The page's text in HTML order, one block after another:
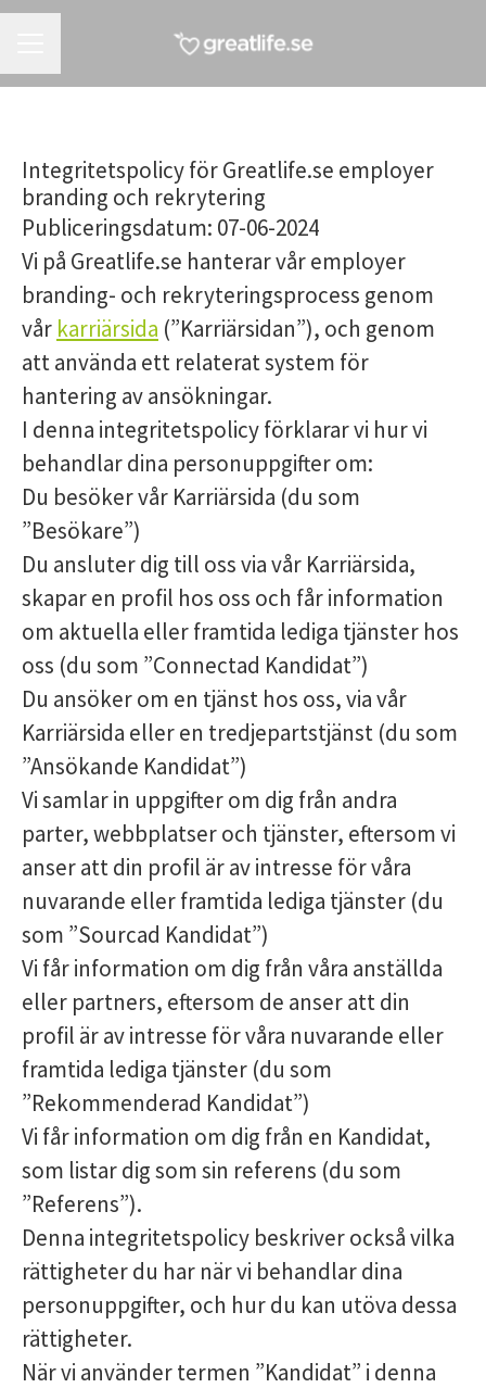
Integritetspolicy för Greatlife.se employer
branding och rekrytering
Publiceringsdatum: 07-06-2024
Vi på Greatlife.se hanterar vår employer
branding- och rekryteringsprocess genom
vår karriärsida (”Karriärsidan”), och genom
att använda ett relaterat system för
hantering av ansökningar.
I denna integritetspolicy förklarar vi hur vi
behandlar dina personuppgifter om:
Du besöker vår Karriärsida (du som
”Besökare”)
Du ansluter dig till oss via vår Karriärsida,
skapar en profil hos oss och får information
om aktuella eller framtida lediga tjänster hos
oss (du som ”Connectad Kandidat”)
Du ansöker om en tjänst hos oss, via vår
Karriärsida eller en tredjepartstjänst (du som
”Ansökande Kandidat”)
Vi samlar in uppgifter om dig från andra
parter, webbplatser och tjänster, eftersom vi
anser att din profil är av intresse för våra
nuvarande eller framtida lediga tjänster (du
som ”Sourcad Kandidat”)
Vi får information om dig från våra anställda
eller partners, eftersom de anser att din
profil är av intresse för våra nuvarande eller
framtida lediga tjänster (du som
”Rekommenderad Kandidat”)
Vi får information om dig från en Kandidat,
som listar dig som sin referens (du som
”Referens”).
Denna integritetspolicy beskriver också vilka
rättigheter du har när vi behandlar dina
personuppgifter, och hur du kan utöva dessa
rättigheter.
När vi använder termen ”Kandidat” i denna